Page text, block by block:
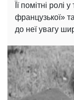
Її помітні
французької»
до неї увагу